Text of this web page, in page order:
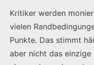
Kritiker werden
vielen
Punkte. Das stimmt
aber nicht das